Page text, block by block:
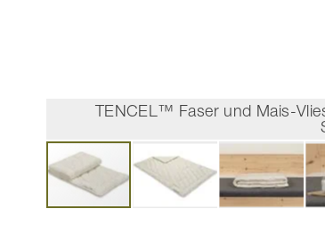
TENCEL™ Faser und Mais-